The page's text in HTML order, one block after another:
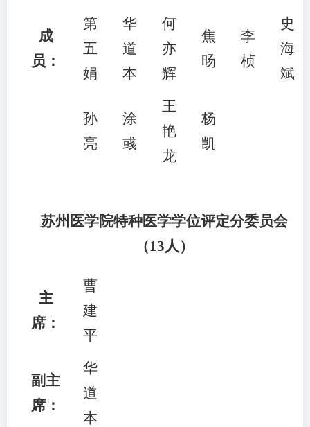
成
员：
第
五
娟
华
道
本
何
亦
辉
焦
旸
李
桢
史
海
斌
孙
亮
涂
彧
王
艳
龙
杨
凯
苏州医学院特种医学学位评定分委员会
（13人）
主
席：
曹
建
平
副主
席：
华
道
本